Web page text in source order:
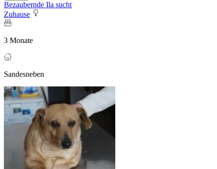
Bezaubernde Ila sucht
Zuhause
3 Monate
Sandesneben